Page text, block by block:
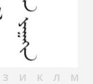
З И К Л
М